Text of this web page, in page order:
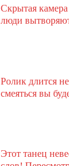
Скрытая
люди
Ролик длится
смеяться вы
Этот танец